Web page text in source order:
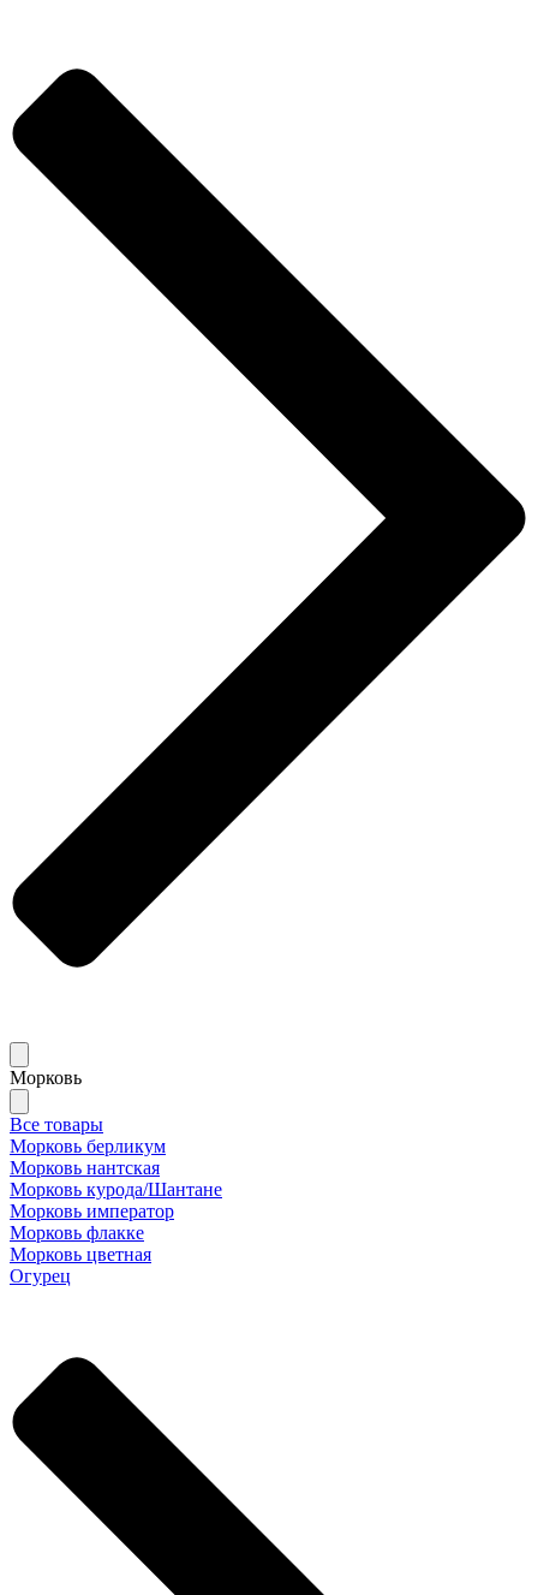
Морковь
Все товары
Морковь берликум
Морковь нантская
Морковь курода/Шантане
Морковь император
Морковь флакке
Морковь цветная
Огурец